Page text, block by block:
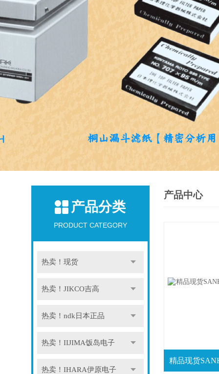
产品分类
PRODUCT CATEGORY
热卖！现货
热卖！JIKCO吉高
热卖！ndk日本正品
热卖！IIJIMA饭岛电子
热卖！IHARA伊原电子
产品中心